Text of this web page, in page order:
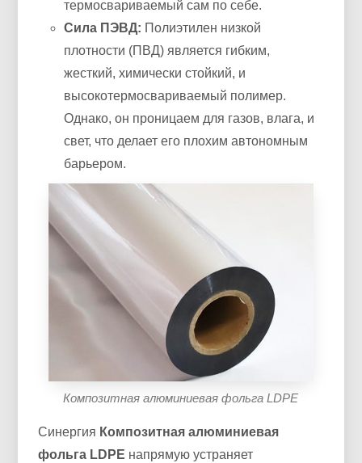
термосвариваемый сам по себе.
Сила ПЭВД: Полиэтилен низкой
плотности (ПВД) является гибким,
жесткий, химически стойкий, и
высокотермосвариваемый полимер.
Однако, он проницаем для газов, влага, и
свет, что делает его плохим автономным
барьером.
Композитная алюминиевая фольга LDPE
Синергия Композитная алюминиевая
фольга LDPE напрямую устраняет